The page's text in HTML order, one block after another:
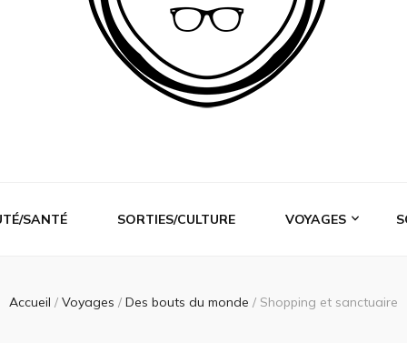
SANTÉ SORTIES/CULTURE VOYAGES
Accueil / Voyages / Des bouts du monde / Shopping et sanctuaire